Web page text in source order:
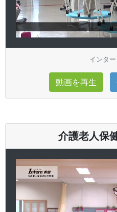
インタ
動画を再生
介護老人保